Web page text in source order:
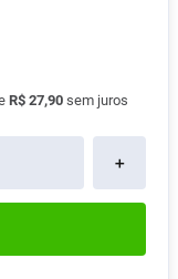
R$ 27,90 sem juros
＋